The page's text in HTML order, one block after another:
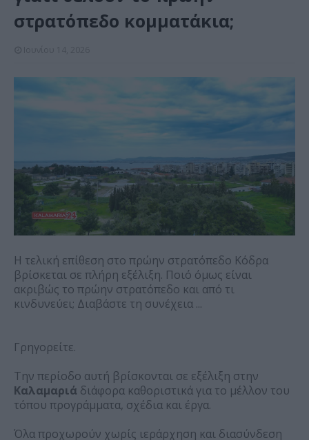
στρατόπεδο κομματάκια;
Η τελική επίθεση στο πρώην στρατόπεδο Κόδρα
βρίσκεται σε πλήρη εξέλιξη. Ποιό όμως είναι
ακριβώς το πρώην στρατόπεδο και από τι
κινδυνεύει; Διαβάστε τη συνέχεια ...
Γρηγορείτε.
Την περίοδο αυτή βρίσκονται σε εξέλιξη στην
Καλαμαριά διάφορα καθοριστικά για το μέλλον του
τόπου προγράμματα, σχέδια και έργα.
Όλα προχωρούν χωρίς ιεράρχηση και διασύνδεση